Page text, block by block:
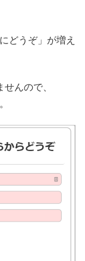
どうぞ」が増え
んので、